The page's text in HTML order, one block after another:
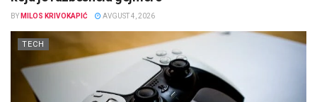
BY MILOS KRIVOKAPIĆ AVGUST 4, 2026
TECH